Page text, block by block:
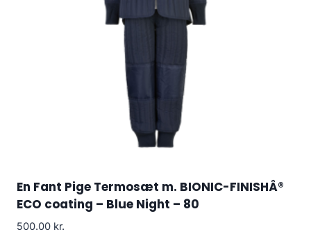
En Fant Pige Termosæt m. BIONIC-FINISHÂ®
ECO coating – Blue Night – 80
500.00 kr.